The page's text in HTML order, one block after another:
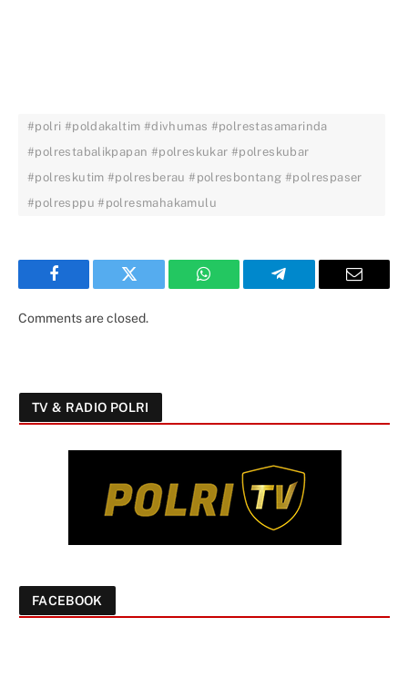
#polri #poldakaltim #divhumas #polrestasamarinda
#polrestabalikpapan #polreskukar #polreskubar
#polreskutim #polresberau #polresbontang #polrespaser
#polresppu #polresmahakamulu
Facebook Twitter WhatsApp Telegram Email
Comments are closed.
TV & RADIO POLRI
FACEBOOK